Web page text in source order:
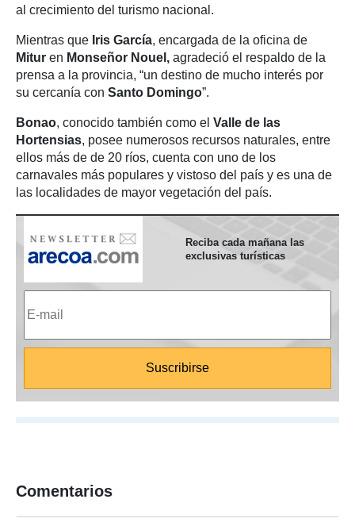
al crecimiento del turismo nacional.
Mientras que Iris García, encargada de la oficina de
Mitur en Monseñor Nouel, agradeció el respaldo de la
prensa a la provincia, “un destino de mucho interés por
su cercanía con Santo Domingo”.
Bonao, conocido también como el Valle de las
Hortensias, posee numerosos recursos naturales, entre
ellos más de de 20 ríos, cuenta con uno de los
carnavales más populares y vistoso del país y es una de
las localidades de mayor vegetación del país.
Reciba cada mañana las
exclusivas turísticas
Comentarios